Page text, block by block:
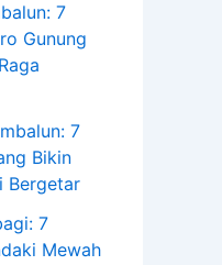
7
Gunung
7
Bikin
Bergetar
7
Mewah